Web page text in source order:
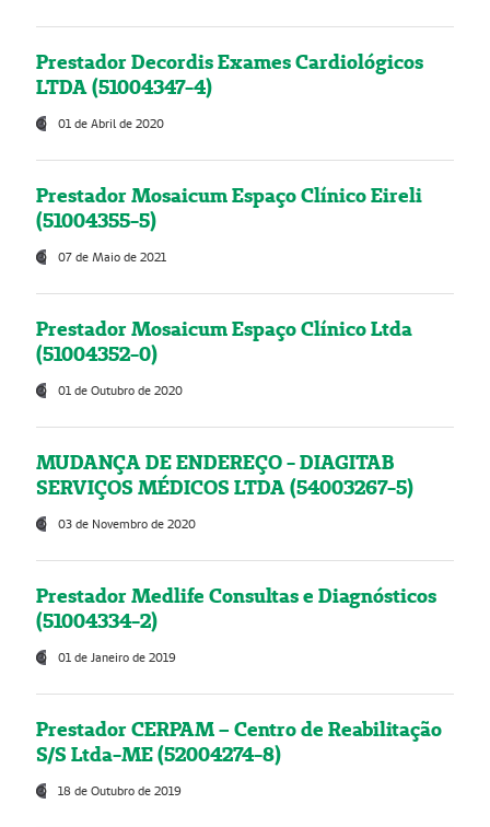
Prestador Decordis Exames Cardiológicos
LTDA (51004347-4)
01 de Abril de 2020
Prestador Mosaicum Espaço Clínico Eireli
(51004355-5)
07 de Maio de 2021
Prestador Mosaicum Espaço Clínico Ltda
(51004352-0)
01 de Outubro de 2020
MUDANÇA DE ENDEREÇO - DIAGITAB
SERVIÇOS MÉDICOS LTDA (54003267-5)
03 de Novembro de 2020
Prestador Medlife Consultas e Diagnósticos
(51004334-2)
01 de Janeiro de 2019
Prestador CERPAM – Centro de Reabilitação
S/S Ltda-ME (52004274-8)
18 de Outubro de 2019